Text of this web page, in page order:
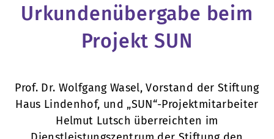
Urkundenübergabe beim
Projekt SUN
Prof. Dr. Wolfgang Wasel, Vorstand der Stiftung
Haus Lindenhof, und „SUN“-Projektmitarbeiter
Helmut Lutsch überreichten im